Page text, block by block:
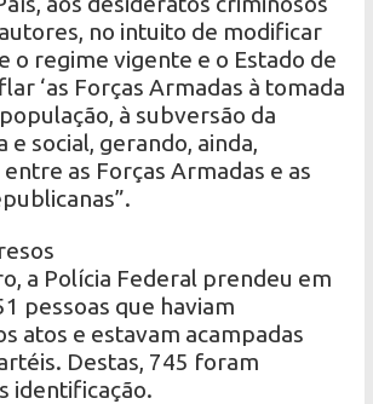
no intuito de modificar
o regime vigente e o Estado de
‘as Forças Armadas à tomada
à subversão da
social, gerando, ainda,
as Forças Armadas e as
a Polícia Federal prendeu em
pessoas que haviam
atos e estavam acampadas
Destas, 745 foram
identificação.